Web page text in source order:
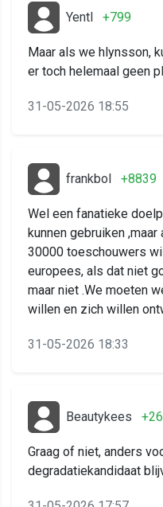
Yentl +799
Maar als we hlynsson,
er toch helemaal geen
31-05-2026 18:55
frankbol +8839
Wel een fanatieke
kunnen gebruiken
30000 toeschouwers
europees, als dat niet
maar niet .We moeten
willen en zich willen
31-05-2026 18:33
Beautykees
Graag of niet, anders
degradatiekandidaat